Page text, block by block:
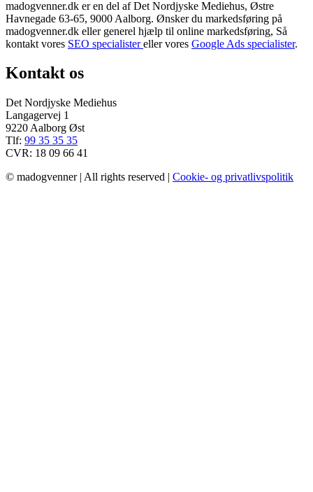
madogvenner.dk er en del af Det Nordjyske Mediehus, Østre
Havnegade 63-65, 9000 Aalborg. Ønsker du markedsføring på
madogvenner.dk eller generel hjælp til online markedsføring, Så
kontakt vores SEO specialistereller vores Google Ads specialister.
Kontakt os
Det Nordjyske Mediehus
Langagervej 1
9220 Aalborg Øst
Tlf: 99 35 35 35
CVR: 18 09 66 41
© madogvenner | All rights reserved | Cookie- og privatlivspolitik